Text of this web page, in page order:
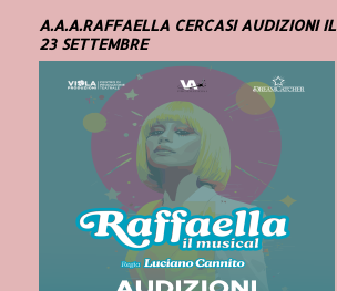
A.A.A.RAFFAELLA CERCASI AUDIZIONI IL
23 SETTEMBRE